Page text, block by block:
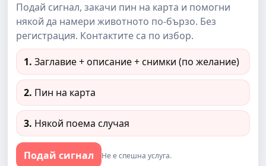
Подай сигнал, закачи пин на карта и помогни
някой да намери животното по-бързо. Без
регистрация. Контактите са по избор.
1. Заглавие + описание + снимки (по желание)
2. Пин на карта
3. Някой поема случая
Подай сигнал Не е спешна услуга.